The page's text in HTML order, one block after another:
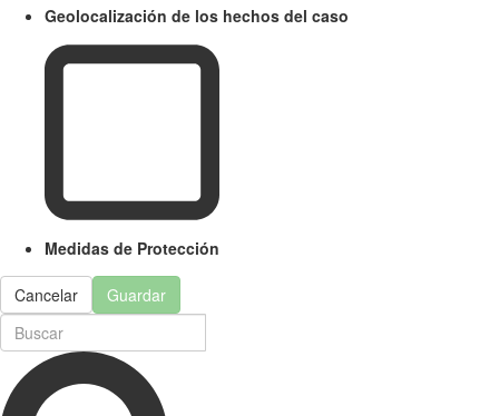
Geolocalización de los hechos del caso
Medidas de Protección
Cancelar Guardar